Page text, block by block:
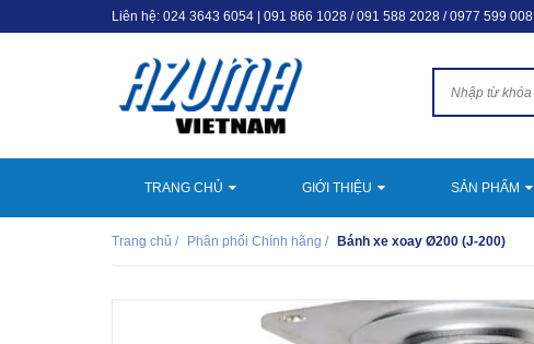
Liên hệ: 024 3643 6054 091 866 1028 / 091 588 2028 / 0977 599 008
TRANG CHỦ GIỚI THIỆU SẢN PHẨM
Trang chủ / Phân phối Chính hãng / Bánh xe xoay Ø200 (J-200)